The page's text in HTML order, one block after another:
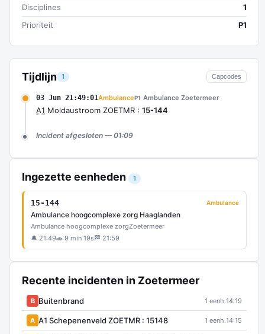
Tijdlijn 1 Capcodes
03 Jun 21:49:01AmbulanceP1 Ambulance Zoetermeer
A1 Moldaustroom ZOETMR : 15-144
Incident afgesloten — 01:09
Ingezette eenheden 1
15-144 Ambulance
Ambulance hoogcomplexe zorg Haaglanden
Ambulance hoogcomplexe zorgZoetermeer
🔔 21:49🚗 9 min 19s 🏁 21:59
Recente incidenten in Zoetermeer
B Buitenbrand 1 eenh.14:19
A A1 Schepenenveld ZOETMR : 15148 1 eenh.14:15
Disciplines
1
Prioriteit
P1